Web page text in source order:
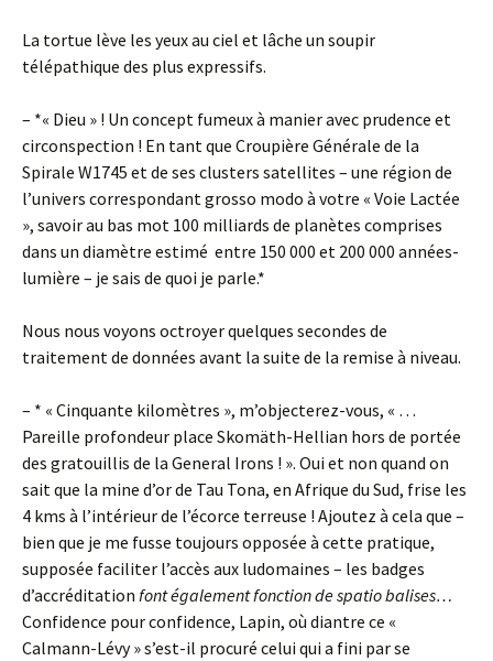
La tortue lève les yeux au ciel et lâche un soupir
télépathique des plus expressifs.
– *« Dieu » ! Un concept fumeux à manier avec prudence et
circonspection ! En tant que Croupière Générale de la
Spirale W1745 et de ses clusters satellites – une région de
l’univers correspondant grosso modo à votre « Voie Lactée
», savoir au bas mot 100 milliards de planètes comprises
dans un diamètre estimé entre 150 000 et 200 000 années-
lumière – je sais de quoi je parle.*
Nous nous voyons octroyer quelques secondes de
traitement de données avant la suite de la remise à niveau.
– * « Cinquante kilomètres », m’objecterez-vous, « …
Pareille profondeur place Skomäth-Hellian hors de portée
des gratouillis de la General Irons ! ». Oui et non quand on
sait que la mine d’or de Tau Tona, en Afrique du Sud, frise les
4 kms à l’intérieur de l’écorce terreuse ! Ajoutez à cela que –
bien que je me fusse toujours opposée à cette pratique,
supposée faciliter l’accès aux ludomaines – les badges
d’accréditation font également fonction de spatio balises…
Confidence pour confidence, Lapin, où diantre ce «
Calmann-Lévy » s’est-il procuré celui qui a fini par se